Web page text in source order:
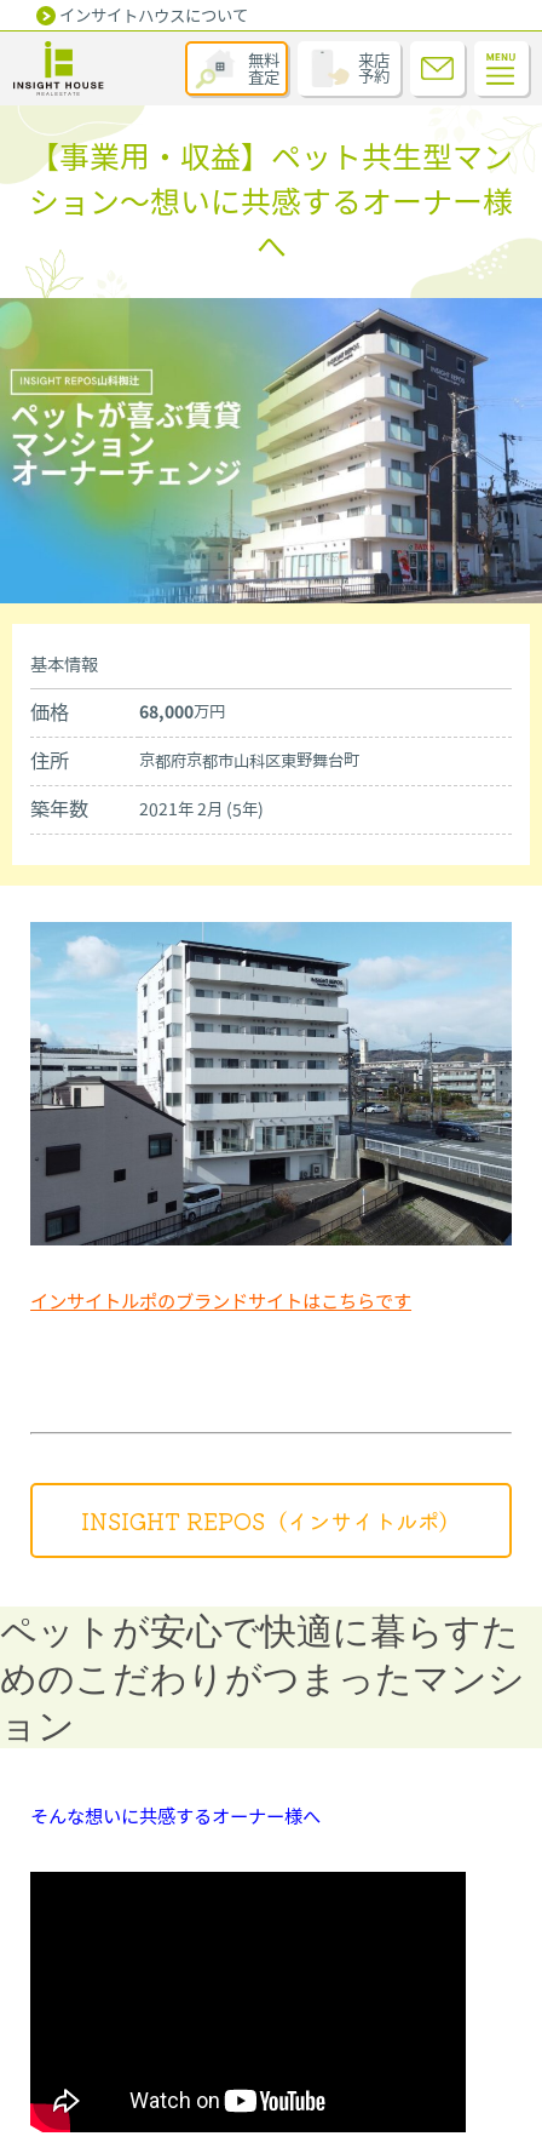
無料
査定
来店
予約
インサイトハウスについて
【事業用・収益】ペット共生型マン
ション～想いに共感するオーナー様
へ
基本情報
価格 68,000万円
住所 京都府京都市山科区東野舞台町
築年数 2021年 2月 (5年)
インサイトルポのブランドサイトはこちらです
INSIGHT REPOS（インサイトルポ）
ペットが安心で快適に暮らすた
めのこだわりがつまったマンシ
ョン
そんな想いに共感するオーナー様へ